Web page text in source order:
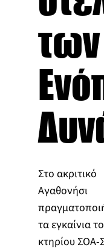
των
Στο ακριτικό
Αγαθονήσι
τα εγκαίνια
κτηρίου